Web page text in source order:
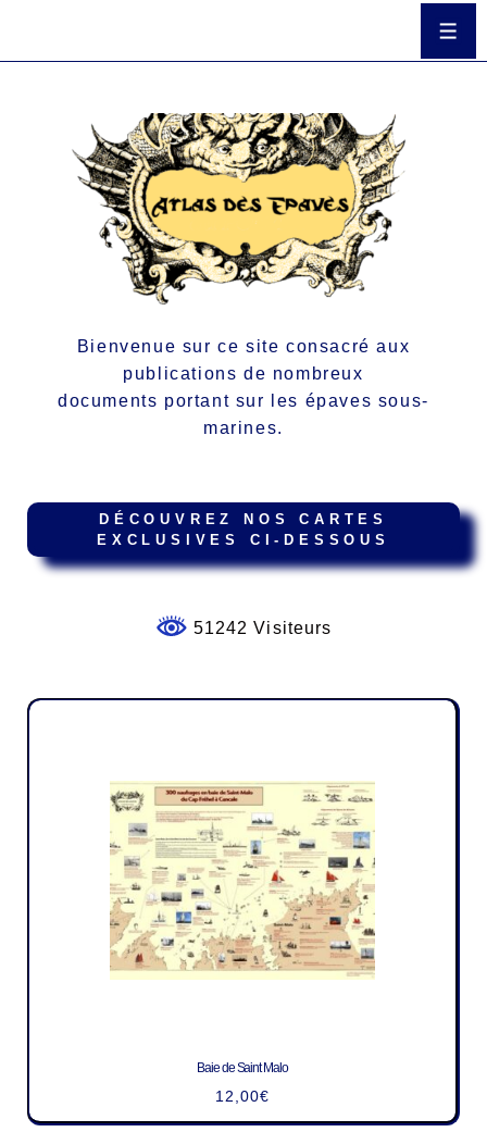
Bienvenue sur ce site consacré aux
publications de nombreux
documents portant sur les épaves sous-
marines.
DÉCOUVREZ NOS CARTES
EXCLUSIVES CI-DESSOUS
51242 Visiteurs
Baie de Saint Malo
12,00€